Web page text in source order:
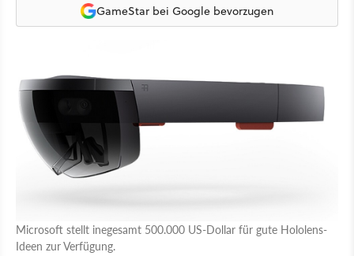
GameStar bei Google bevorzugen
Microsoft stellt inegesamt 500.000 US-Dollar für gute Hololens-
Ideen zur Verfügung.